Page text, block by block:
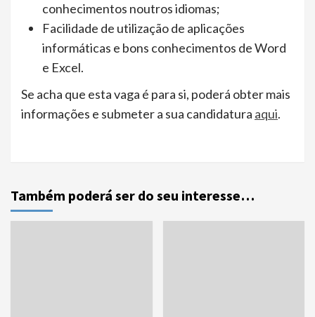
conhecimentos noutros idiomas;
Facilidade de utilização de aplicações
informáticas e bons conhecimentos de Word
e Excel.
Se acha que esta vaga é para si, poderá obter mais
informações e submeter a sua candidatura aqui.
Também poderá ser do seu interesse…